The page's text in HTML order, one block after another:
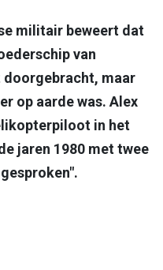
militair beweert dat
van
doorgebracht, maar
op aarde was. Alex
in het
jaren 1980 met twee